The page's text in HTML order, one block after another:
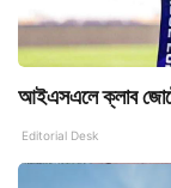
আইএসএলে ক্লাব
Editorial Desk